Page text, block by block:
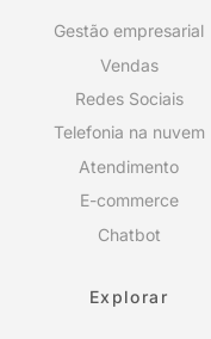
Gestão empresarial
Vendas
Redes Sociais
Telefonia na nuvem
Atendimento
E-commerce
Chatbot
Explorar